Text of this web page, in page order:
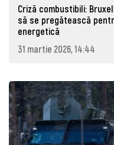
Criză combustibili:
să se pregătească
energetică
31 martie 2026, 14:44